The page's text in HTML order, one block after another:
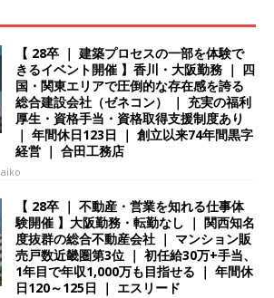
る!! ｜ データX
体育会積極採用企業
[ 2025年8月7日 ]
≪ 27卒 ｜ 面接2回のスピード
選考!! ≫貴重な業界No.1企業 ｜ スタンダード上
場 ｜ 医療機関向け広告・人材営業 ｜ 土日祝休み
用企業
[ 2025年8月7日 ] ≪ 27卒 ｜ SPI合否判定免除・
書類選考自動合格!! ｜ 東京勤務 ≫ 日本で唯一大
【 28卒 ｜ 建築プロセスの一部を体験で
きるイベント開催 】香川・大阪勤務 ｜ 四
国・関東エリアで圧倒的な存在感を誇る
総合建設会社（ゼネコン） ｜ 充実の福利
厚生・資格手当・資格取得支援制度あり
｜ 年間休日123日 ｜ 創立以来74年間黒字
経営 ｜ 合田工務店
【 28卒 ｜ 不動産・営業を知れる仕事体
験開催 】大阪勤務・転勤なし ｜ 関西知名
度抜群の総合不動産会社 ｜ マンション販
売戸数近畿圏第3位 ｜ 初任給30万+手当、
1年目で年収1,000万も目指せる ｜ 年間休
日120～125日 ｜ エスリード